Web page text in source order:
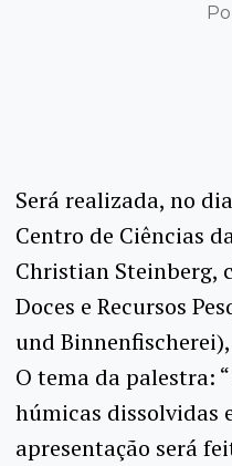
Será realizada, no
Centro de Ciências
Christian Steinberg,
Doces e Recursos
und
O tema da palestra:
húmicas dissolvidas
apresentação será